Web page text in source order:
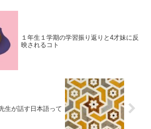
１年生１学期の学習振り返りと4才妹に反
映されるコト
生が話す日本語って